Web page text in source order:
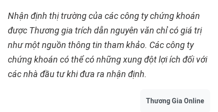
Nhận định thị trường của các công ty chứng khoán
được Thương gia trích dẫn nguyên văn chỉ có giá trị
như một nguồn thông tin tham khảo. Các công ty
chứng khoán có thể có những xung đột lợi ích đối với
các nhà đầu tư khi đưa ra nhận định.
Thương Gia Online